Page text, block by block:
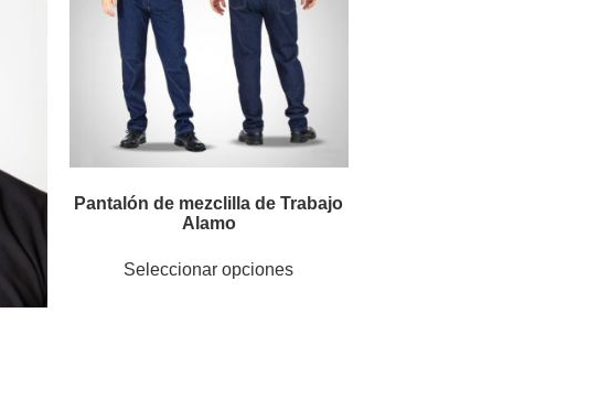
Pantalón de mezclilla de Trabajo
Alamo
Seleccionar opciones